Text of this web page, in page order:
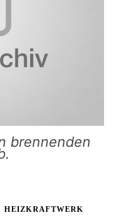
brennenden
HEIZKRAFTWERK